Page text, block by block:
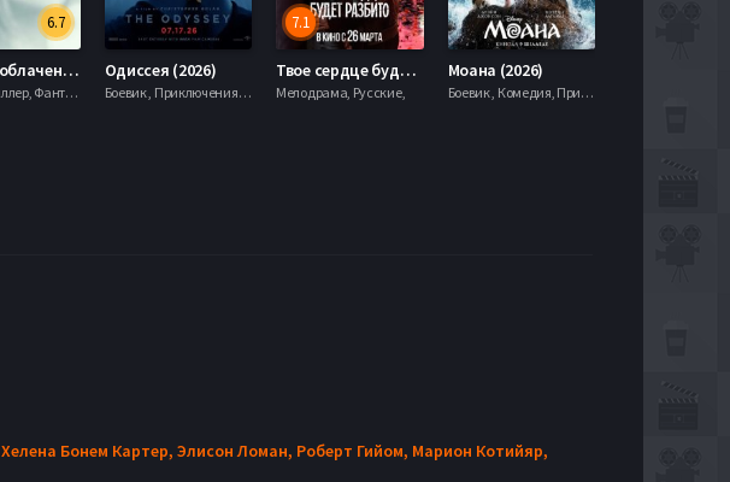
6.7
День разоблачения (2026)
Драма, Триллер, Фантастика,
Одиссея (2026)
Боевик , Приключения, Фэнтези,
7.1
Твое сердце будет разбито (2026)
Мелодрама, Русские,
Моана (2026)
Боевик , Комедия, Приключения, Семейный, Фэнтези,
Хелена Бонем Картер, Элисон Ломан, Роберт Гийом, Марион Котийяр,